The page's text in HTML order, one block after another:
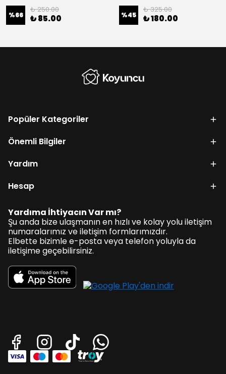
%66
₺ 250.00
₺ 85.00 %45
₺ 325.00
₺ 180.00
Popüler Kategoriler
Önemli Bilgiler
Yardım
Hesap
Yardıma İhtiyacın Var mı?
Şu anda bize ulaşmanın en hızlı ve kolay yolu iletişim
numaralarımız ve iletişim formlarımızdır.
Elbette bizimle e-posta veya telefon yoluyla da
iletişime geçebilirsiniz.